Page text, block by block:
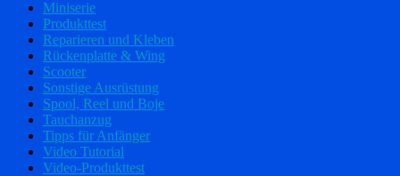
Miniserie
Produkttest
Reparieren und Kleben
Rückenplatte & Wing
Scooter
Sonstige Ausrüstung
Spool, Reel und Boje
Tauchanzug
Tipps für Anfänger
Video Tutorial
Video-Produkttest